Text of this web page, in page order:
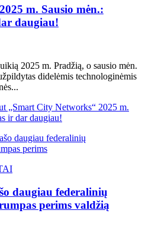
m. Sausio mėn.:
daugiau!
2025 m. Pradžią, o sausio mėn.
didelėmis technologinėmis
„Smart City Networks“ 2025 m.
ir dar daugiau!
daugiau federalinių
perims valdžią